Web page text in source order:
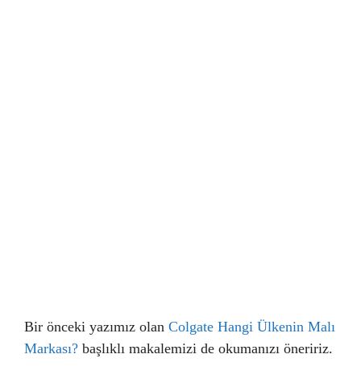
Bir önceki yazımız olan Colgate Hangi Ülkenin Malı
Markası? başlıklı makalemizi de okumanızı öneririz.